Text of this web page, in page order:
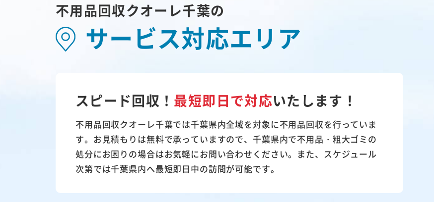
不用品回収クオーレ千葉の
サービス対応エリア
スピード回収！ 最短即日で対応いたします！
不用品回収クオーレ千葉では千葉県内全域を対象に不用品回収を行っていま
す。お見積もりは無料で承っていますので、千葉県内で不用品・粗大ゴミの
処分にお困りの場合はお気軽にお問い合わせください。また、スケジュール
次第では千葉県内へ最短即日中の訪問が可能です。